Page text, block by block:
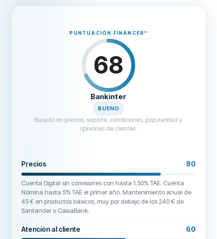
Bankinter se limita a decirme que contacte con Millennium Portugal.
LA INCIDENCIA EN EL SISTEMA BANCARIO INTERNO Y COORDINARSE
CON MILLENNIUM PARA SOLUCIONARLO CON URGENCIA. NO ES
RESPONSABILIDAD DEL CLIENTE INVESTIGAR FALLOS EN LAS
TRANSFERENCIAS. RESPONDAN A MI RECLAMACIÓN POR EMAIL E
INFORMEN DE LAS MEDIDAS QUE ESTÁN TOMANDO PARA RESOLVER
ESTO. Referencia de transferencia 202401230061863.
PUNTUACIÓN FINANCER™
68
Bankinter
BUENO
Basado en precios, soporte, condiciones, popularidad y
opiniones de clientes.
Precios 80
Cuenta Digital sin comisiones con hasta 1,50% TAE. Cuenta
Nómina hasta 5% TAE el primer año. Mantenimiento anual de
45 € en productos básicos, muy por debajo de los 240 € de
Santander o CaixaBank.
Atención al cliente 60